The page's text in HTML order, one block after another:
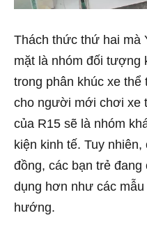
Thách thức thứ hai mà
mặt là nhóm đối tượng
trong phân khúc xe
cho người mới chơi xe
của R15 sẽ là nhóm
kiện kinh tế. Tuy
đồng, các bạn trẻ
dụng hơn như các
hướng.